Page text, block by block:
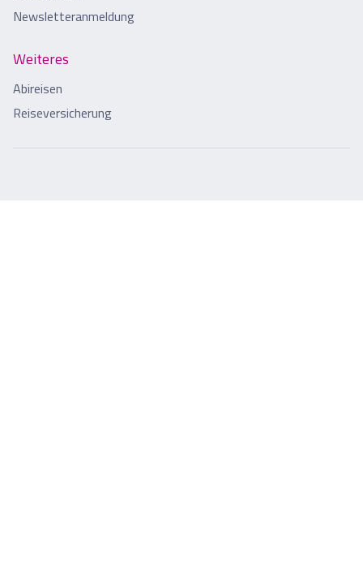
Newsletteranmeldung
Weiteres
Abireisen
Reiseversicherung